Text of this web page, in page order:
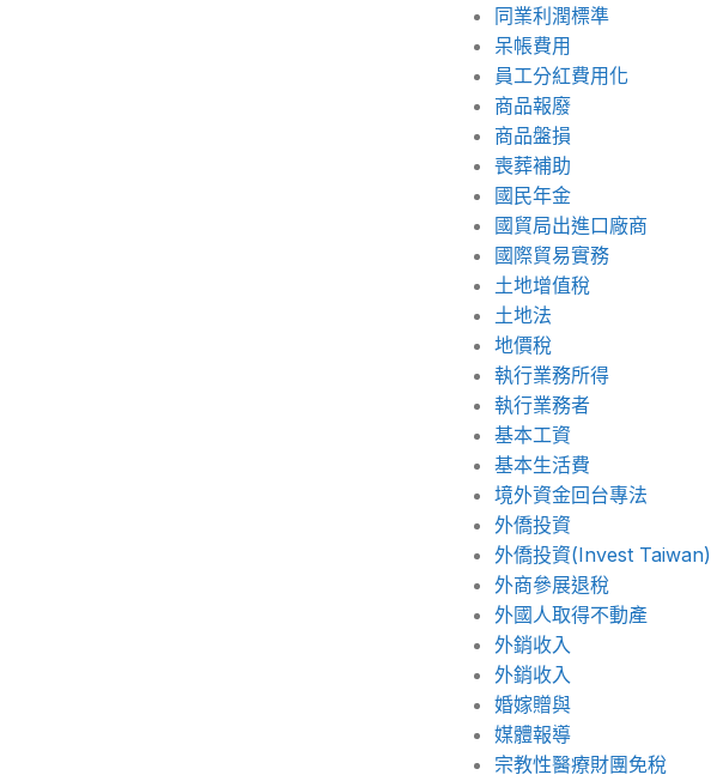
同業利潤標準
呆帳費用
員工分紅費用化
商品報廢
商品盤損
喪葬補助
國民年金
國貿局出進口廠商
國際貿易實務
土地增值稅
土地法
地價稅
執行業務所得
執行業務者
基本工資
基本生活費
境外資金回台專法
外僑投資
外僑投資(Invest Taiwan)
外商參展退稅
外國人取得不動產
外銷收入
外銷收入
婚嫁贈與
媒體報導
宗教性醫療財團免稅